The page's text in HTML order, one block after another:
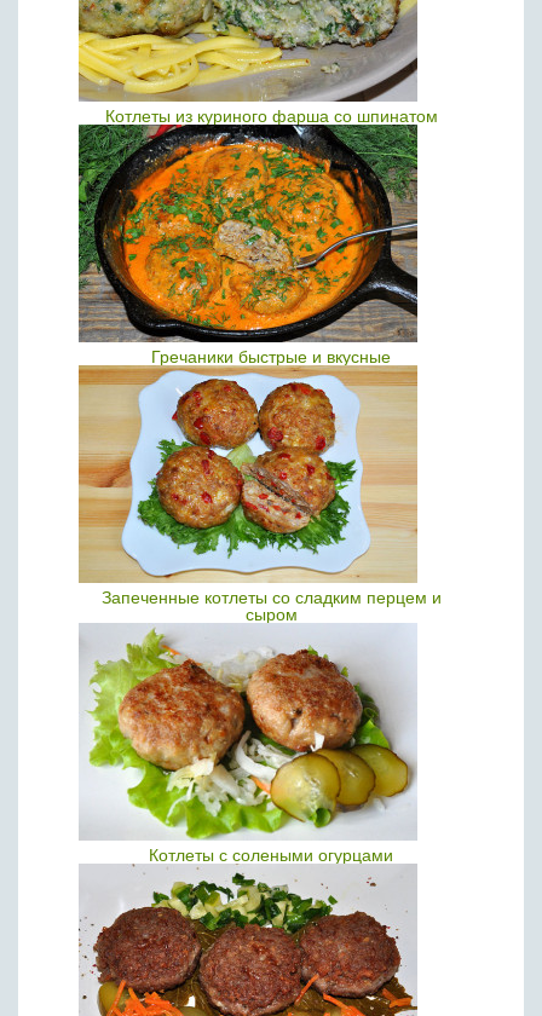
Котлеты из куриного фарша со шпинатом
Гречаники быстрые и вкусные
Запеченные котлеты со сладким перцем и
сыром
Котлеты с солеными огурцами